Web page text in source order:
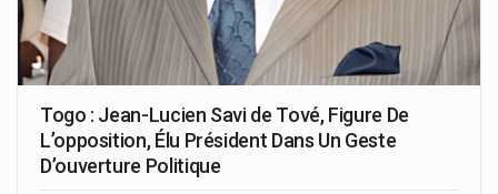
Togo : Jean-Lucien Savi de Tové, Figure De
L’opposition, Élu Président Dans Un Geste
D’ouverture Politique